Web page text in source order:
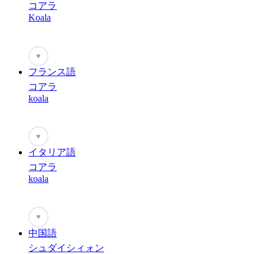
コアラ
Koala
♥
フランス語
コアラ
koala
♥
イタリア語
コアラ
koala
♥
中国語
シュダイシィォン